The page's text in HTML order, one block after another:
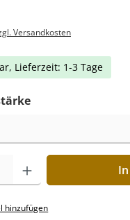
Versandkosten
Lieferzeit: 1-3 Tage
hinzufügen